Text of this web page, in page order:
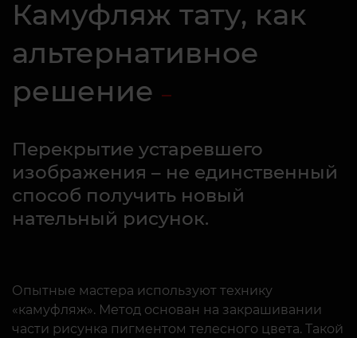
Камуфляж тату, как
альтернативное
решение
Перекрытие устаревшего
изображения – не единственный
способ получить новый
нательный рисунок.
Опытные мастера используют технику
«камуфляж». Метод основан на закрашивании
части рисунка пигментом телесного цвета. Такой